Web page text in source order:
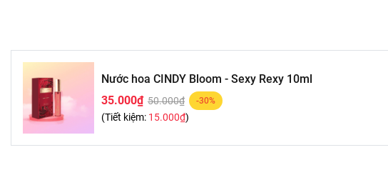
Nước hoa CINDY Bloom - Sexy Rexy 10ml
35.000₫ 50.000₫ -30%
(Tiết kiệm: 15.000₫)